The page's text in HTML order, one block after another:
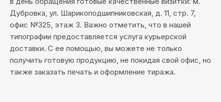
Дубровка, ул. Шарикоподшипниковская, д. 11, стр. 7,
офис №325, этаж 3. Важно отметить, что в нашей
типографии предоставляется услуга курьерской
доставки. С ее помощью, вы можете не только
получить готовую продукцию, не покидая свой офис, но
также заказать печать и оформление тиража.